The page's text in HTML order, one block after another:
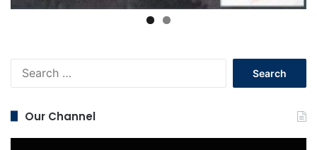
Our Channel